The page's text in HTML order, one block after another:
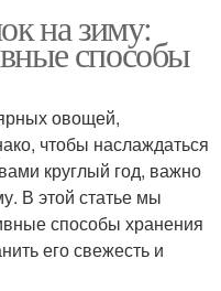
на зиму:
способы
овощей,
чтобы наслаждаться
круглый год, важно
В этой статье мы
способы хранения
его свежесть и